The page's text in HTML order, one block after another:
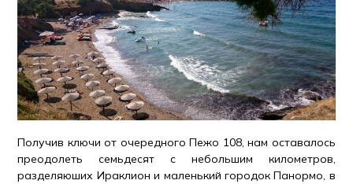
Получив ключи от очередного Пежо 108, нам оставалось
преодолеть семьдесят с небольшим километров,
разделяюших Ираклион и маленький городок Панормо, в